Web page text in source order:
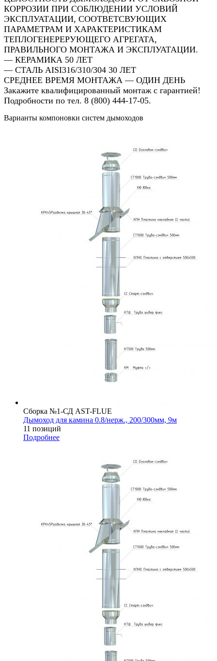
КОРРОЗИИ ПРИ СОБЛЮДЕНИИ УСЛОВИЙ
ЭКСПЛУАТАЦИИ, СООТВЕТСВУЮЩИХ
ПАРАМЕТРАМ И ХАРАКТЕРИСТИКАМ
ТЕПЛОГЕНЕРЕРУЮЩЕГО АГРЕГАТА,
ПРАВИЛЬНОГО МОНТАЖА И ЭКСПЛУАТАЦИИ.
— КЕРАМИКА 50 ЛЕТ
— СТАЛЬ AISI316/310/304 30 ЛЕТ
СРЕДНЕЕ ВРЕМЯ МОНТАЖА — ОДИН ДЕНЬ
Закажите квалифицированный монтаж с гарантией!
Подробности по тел. 8 (800) 444-17-05.
Варианты компоновки систем дымоходов
Сборка №1-СД AST-FLUE
Дымоход для камина 0.8/нерж., 200/300мм, 9м
11 позиций
Подробнее